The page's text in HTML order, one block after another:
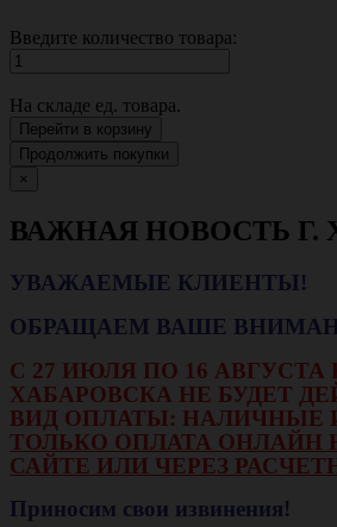
Введите количество товара:
На складе ед. товара.
Перейти в корзину
Продолжить покупки
×
ВАЖНАЯ НОВОСТЬ Г.
УВАЖАЕМЫЕ КЛИЕНТЫ!
ОБРАЩАЕМ ВАШЕ
С 27 ИЮЛЯ ПО 16 АВГУСТА
ХАБАРОВСКА НЕ БУДЕТ
ВИД ОПЛАТЫ: НАЛИЧНЫЕ
ТОЛЬКО ОПЛАТА ОНЛАЙН
САЙТЕ ИЛИ ЧЕРЕЗ
Приносим свои извинения!